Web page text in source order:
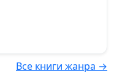
Все книги жанра →